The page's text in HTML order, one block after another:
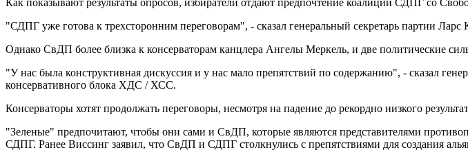
"СДПГ уже готова к трехсторонним переговорам", - сказал генеральный секретарь партии
Однако СвДП более близка к консерваторам канцлера Ангелы Меркель, и две политические
"У нас была конструктивная дискуссия и у нас мало препятствий по содержанию", - сказал
консервативного блока ХДС / ХСС.
Консерваторы хотят продолжать переговоры, несмотря на падение до рекордно низкого
"Зеленые" предпочитают, чтобы они сами и СвДП, которые являются представителями
СДПГ. Ранее Виссинг заявил, что СвДП и СДПГ столкнулись с препятствиями для создания